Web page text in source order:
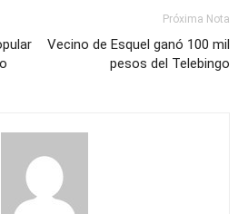
Próxima Nota
Vecino de Esquel ganó 100 mil
pesos del Telebingo